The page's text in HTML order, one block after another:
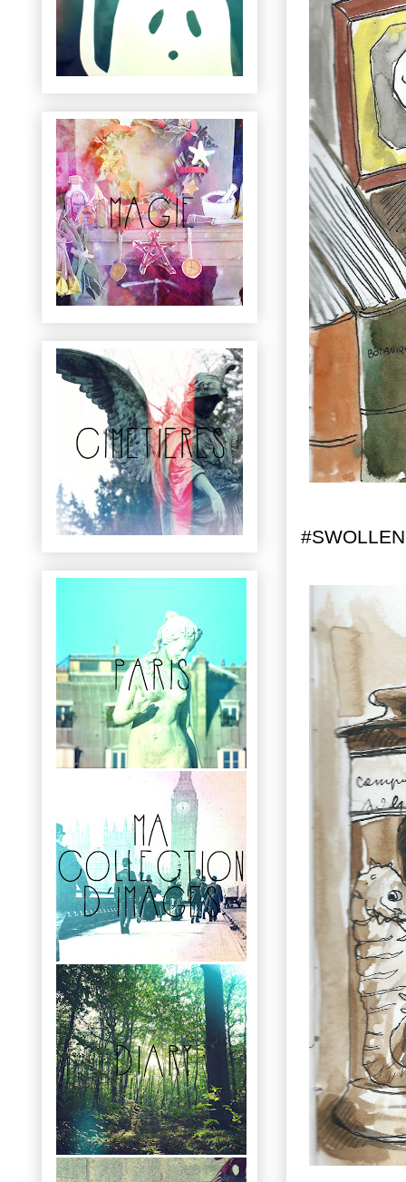
#SWOLLEN